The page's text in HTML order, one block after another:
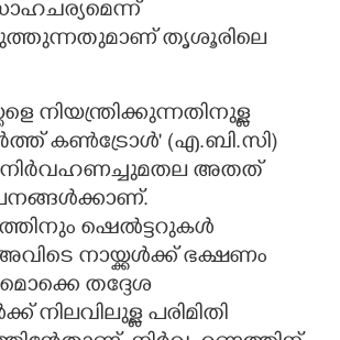
തൃശൂരിലെ
നിയന്ത്രിക്കുന്നതിനുള്ള
കൺട്രോൾ" (എ.ബി.സി)​
നിർവഹണച്ചുമതല അതത്
ഷെൽട്ടറുകൾ
നായ്ക്കൾക്ക് ഭക്ഷണം
തദ്ദേശ
നിലവിലുള്ള പരിമിതി